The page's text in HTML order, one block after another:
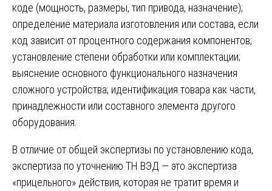
коде (мощность, размеры, тип привода, назначение);
определение материала изготовления или состава, если
код зависит от процентного содержания компонентов;
установление степени обработки или комплектации;
выяснение основного функционального назначения
сложного устройства; идентификация товара как части,
принадлежности или составного элемента другого
оборудования.
В отличие от общей экспертизы по установлению кода,
экспертиза по уточнению ТН ВЭД — это экспертиза
«прицельного» действия, которая не тратит время и